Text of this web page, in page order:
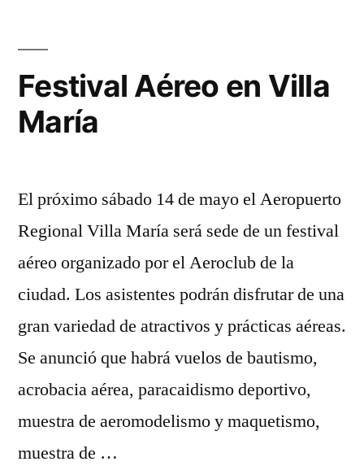
Festival Aéreo en Villa
María
El próximo sábado 14 de mayo el Aeropuerto
Regional Villa María será sede de un festival
aéreo organizado por el Aeroclub de la
ciudad. Los asistentes podrán disfrutar de una
gran variedad de atractivos y prácticas aéreas.
Se anunció que habrá vuelos de bautismo,
acrobacia aérea, paracaidismo deportivo,
muestra de aeromodelismo y maquetismo,
muestra de …